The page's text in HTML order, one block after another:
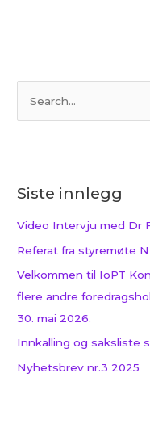
ø
t
r
:
Siste innlegg
Video Intervju med Dr
Referat fra styremøte
Velkommen til IoPT
flere andre
30. mai 2026.
Innkalling og saksliste
Nyhetsbrev nr.3 2025